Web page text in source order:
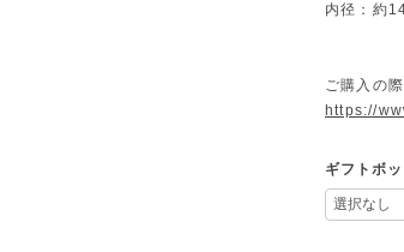
内径：約
ご購入の
https://
ギフトボ